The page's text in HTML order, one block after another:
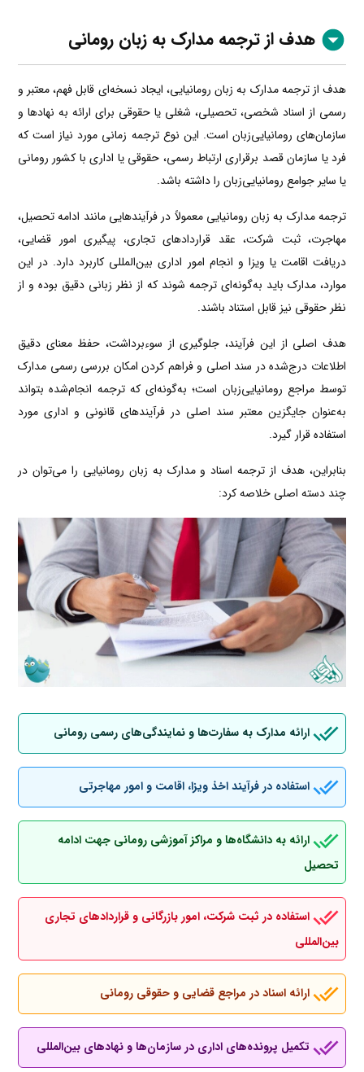
هدف از ترجمه مدارک به زبان رومانی
هدف از ترجمه مدارک به زبان رومانیایی، ایجاد نسخه‌ای قابل فهم، معتبر و
رسمی از اسناد شخصی، تحصیلی، شغلی یا حقوقی برای ارائه به نهادها و
سازمان‌های رومانیایی‌زبان است. این نوع ترجمه زمانی مورد نیاز است که
فرد یا سازمان قصد برقراری ارتباط رسمی، حقوقی یا اداری با کشور رومانی
یا سایر جوامع رومانیایی‌زبان را داشته باشد.
ترجمه مدارک به زبان رومانیایی معمولاً در فرآیندهایی مانند ادامه تحصیل،
مهاجرت، ثبت شرکت، عقد قراردادهای تجاری، پیگیری امور قضایی،
دریافت اقامت یا ویزا و انجام امور اداری بین‌المللی کاربرد دارد. در این
موارد، مدارک باید به‌گونه‌ای ترجمه شوند که از نظر زبانی دقیق بوده و از
نظر حقوقی نیز قابل استناد باشند.
هدف اصلی از این فرآیند، جلوگیری از سوءبرداشت، حفظ معنای دقیق
اطلاعات درج‌شده در سند اصلی و فراهم کردن امکان بررسی رسمی مدارک
توسط مراجع رومانیایی‌زبان است؛ به‌گونه‌ای که ترجمه انجام‌شده بتواند
به‌عنوان جایگزین معتبر سند اصلی در فرآیندهای قانونی و اداری مورد
استفاده قرار گیرد.
بنابراین، هدف از ترجمه اسناد و مدارک به زبان رومانیایی را می‌توان در
چند دسته اصلی خلاصه کرد:
ارائه مدارک به سفارت‌ها و نمایندگی‌های رسمی رومانی
استفاده در فرآیند اخذ ویزا، اقامت و امور مهاجرتی
ارائه به دانشگاه‌ها و مراکز آموزشی رومانی جهت ادامه
تحصیل
استفاده در ثبت شرکت، امور بازرگانی و قراردادهای تجاری
بین‌المللی
ارائه اسناد در مراجع قضایی و حقوقی رومانی
تکمیل پرونده‌های اداری در سازمان‌ها و نهادهای بین‌المللی